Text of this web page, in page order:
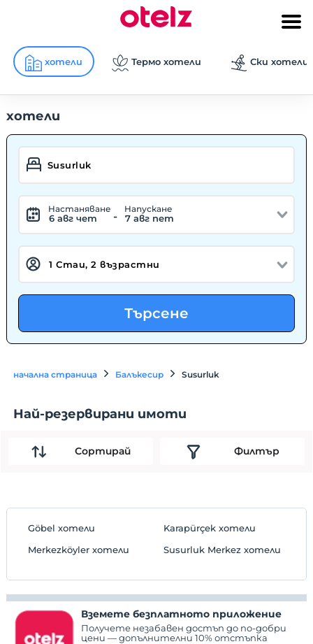
хотели Термо хотели Ски хотели
хотели
Hастаняване
6 авг чет -
Hапускане
7 авг пет
Търсене
начална страница Балъкесир Susurluk
Най-резервирани имоти
Сортирай Филтър
Göbel хотели
Karapürçek хотели
Merkezköyler хотели
Susurluk Merkez хотели
Вземете безплатното приложение
Получете незабавен достъп до по-добри
цени — допълнителни 10% отстъпка